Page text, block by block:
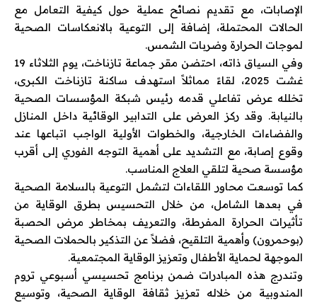
الإصابات، مع تقديم نصائح عملية حول كيفية التعامل مع
الحالات المحتملة، إضافة إلى التوعية بالانعكاسات الصحية
لموجات الحرارة وضربات الشمس.
وفي السياق ذاته، احتضن مقر جماعة تازناخت، يوم الثلاثاء 19
غشت 2025، لقاءً مماثلاً استهدف ساكنة تازناخت الكبرى،
تخلله عرض تفاعلي قدمه رئيس شبكة المؤسسات الصحية
بالنيابة. وقد ركز العرض على التدابير الوقائية داخل المنازل
والفضاءات الخارجية، والخطوات الأولية الواجب اتباعها عند
وقوع إصابة، مع التشديد على أهمية التوجه الفوري إلى أقرب
مؤسسة صحية لتلقي العلاج المناسب.
كما توسعت محاور اللقاءات لتشمل التوعية بالسلامة الصحية
في بعدها الشامل، من خلال التحسيس بطرق الوقاية من
تأثيرات الحرارة المفرطة، والتعريف بمخاطر مرض الحصبة
(بوحمرون) وأهمية التلقيح، فضلاً عن التذكير بالحملات الصحية
الموجهة لحماية الأطفال وتعزيز الوقاية المجتمعية.
وتندرج هذه المبادرات ضمن برنامج تحسيسي أسبوعي تروم
المندوبية من خلاله تعزيز ثقافة الوقاية الصحية، وتوسيع